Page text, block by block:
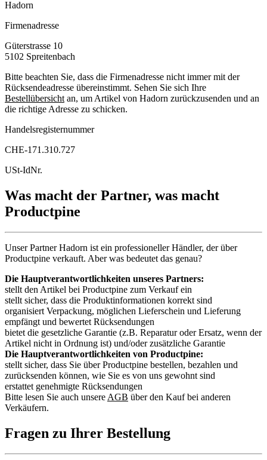
Hadorn
Firmenadresse
Güterstrasse 10
5102 Spreitenbach
Bitte beachten Sie, dass die Firmenadresse nicht immer mit der
Rücksendeadresse übereinstimmt. Sehen Sie sich Ihre
Bestellübersicht an, um Artikel von Hadorn zurückzusenden und an
die richtige Adresse zu schicken.
Handelsregisternummer
CHE-171.310.727
USt-IdNr.
Was macht der Partner, was macht
Productpine
Unser Partner Hadorn ist ein professioneller Händler, der über
Productpine verkauft. Aber was bedeutet das genau?
Die Hauptverantwortlichkeiten unseres Partners:
stellt den Artikel bei Productpine zum Verkauf ein
stellt sicher, dass die Produktinformationen korrekt sind
organisiert Verpackung, möglichen Lieferschein und Lieferung
empfängt und bewertet Rücksendungen
bietet die gesetzliche Garantie (z.B. Reparatur oder Ersatz, wenn der
Artikel nicht in Ordnung ist) und/oder zusätzliche Garantie
Die Hauptverantwortlichkeiten von Productpine:
stellt sicher, dass Sie über Productpine bestellen, bezahlen und
zurücksenden können, wie Sie es von uns gewohnt sind
erstattet genehmigte Rücksendungen
Bitte lesen Sie auch unsere AGB über den Kauf bei anderen
Verkäufern.
Fragen zu Ihrer Bestellung